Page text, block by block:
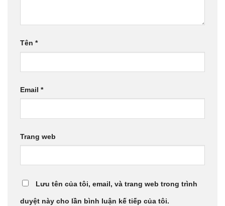
Tên *
Email *
Trang web
Lưu tên của tôi, email, và trang web trong trình
duyệt này cho lần bình luận kế tiếp của tôi.